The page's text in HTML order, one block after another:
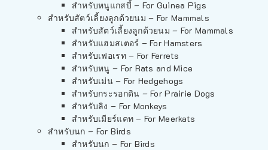
สำหรับหนูแกสบี้ – For Guinea Pigs
สำหรับสัตว์เลี้ยงลูกด้วยนม – For Mammals
สำหรับสัตว์เลี้ยงลูกด้วยนม – For Mammals
สำหรับแฮมสเตอร์ – For Hamsters
สำหรับเฟอเรท – For Ferrets
สำหรับหนู – For Rats and Mice
สำหรับเม่น – For Hedgehogs
สำหรับกระรอกดิน – For Prairie Dogs
สำหรับลิง – For Monkeys
สำหรับเมียร์แคท – For Meerkats
สำหรับนก – For Birds
สำหรับนก – For Birds